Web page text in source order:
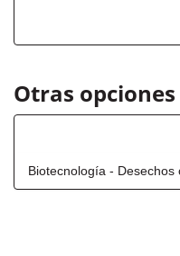
Otras
Biotecnología - Desechos